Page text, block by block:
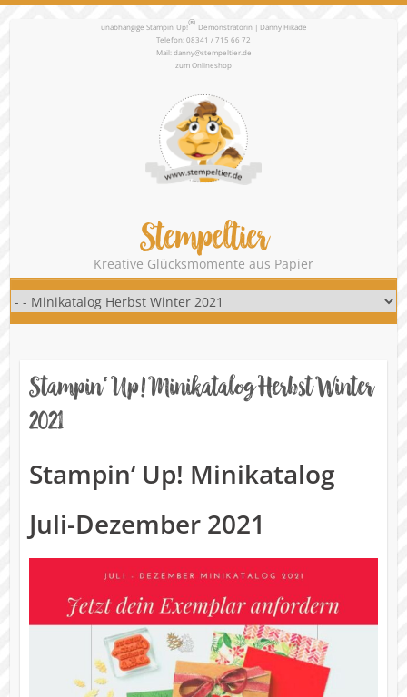
unabhängige Stampin‘ Up!® Demonstratorin | Danny Hikade
Telefon: 08341 / 715 66 72
Mail:danny@stempeltier.de
zumOnlineshop
Stempeltier
Kreative Glücksmomente aus Papier
Stampin‘ Up! Minikatalog Herbst Winter
2021
Stampin‘ Up! Minikatalog
Juli-Dezember 2021